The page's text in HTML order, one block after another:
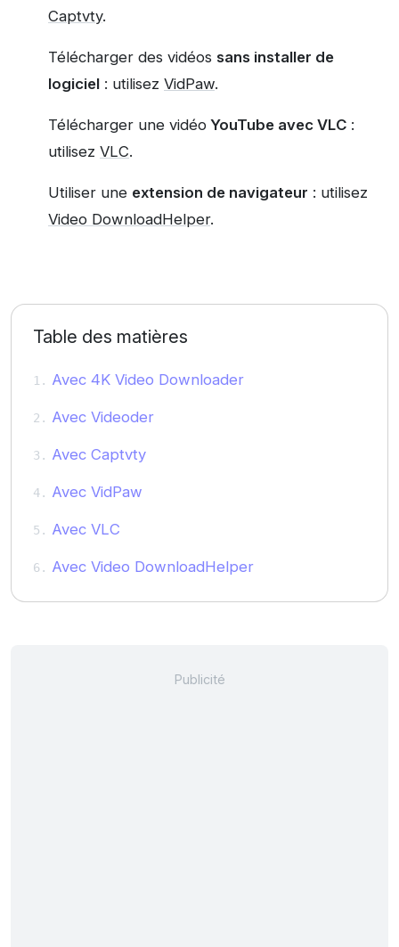
Captvty.
Télécharger des vidéos sans installer de
logiciel : utilisez VidPaw.
Télécharger une vidéo YouTube avec VLC :
utilisez VLC.
Utiliser une extension de navigateur : utilisez
Video DownloadHelper.
Table des matières
Avec 4K Video Downloader
Avec Videoder
Avec Captvty
Avec VidPaw
Avec VLC
Avec Video DownloadHelper